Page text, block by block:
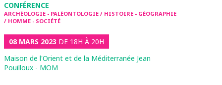
CONFÉRENCE
ARCHÉOLOGIE - PALÉONTOLOGIE / HISTOIRE - GÉOGRAPHIE
/ HOMME - SOCIÉTÉ
08 MARS 2023 DE 18H À 20H
Maison de l'Orient et de la Méditerranée Jean
Pouilloux - MOM